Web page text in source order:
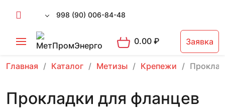
998 (90) 006-84-48
0.00₽ Заявка
Главная Каталог Метизы Крепежи
Прокладки для фланцев